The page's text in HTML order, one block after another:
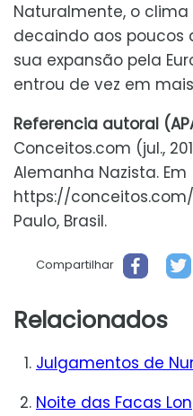
Naturalmente, o
decaindo aos poucos
sua expansão pela
entrou de vez em
Referencia autoral
Conceitos.com (jul.,
Alemanha Nazista. Em
https://
Paulo, Brasil.
Compartilhar
Relacionados
Julgamentos de
Noite das Facas